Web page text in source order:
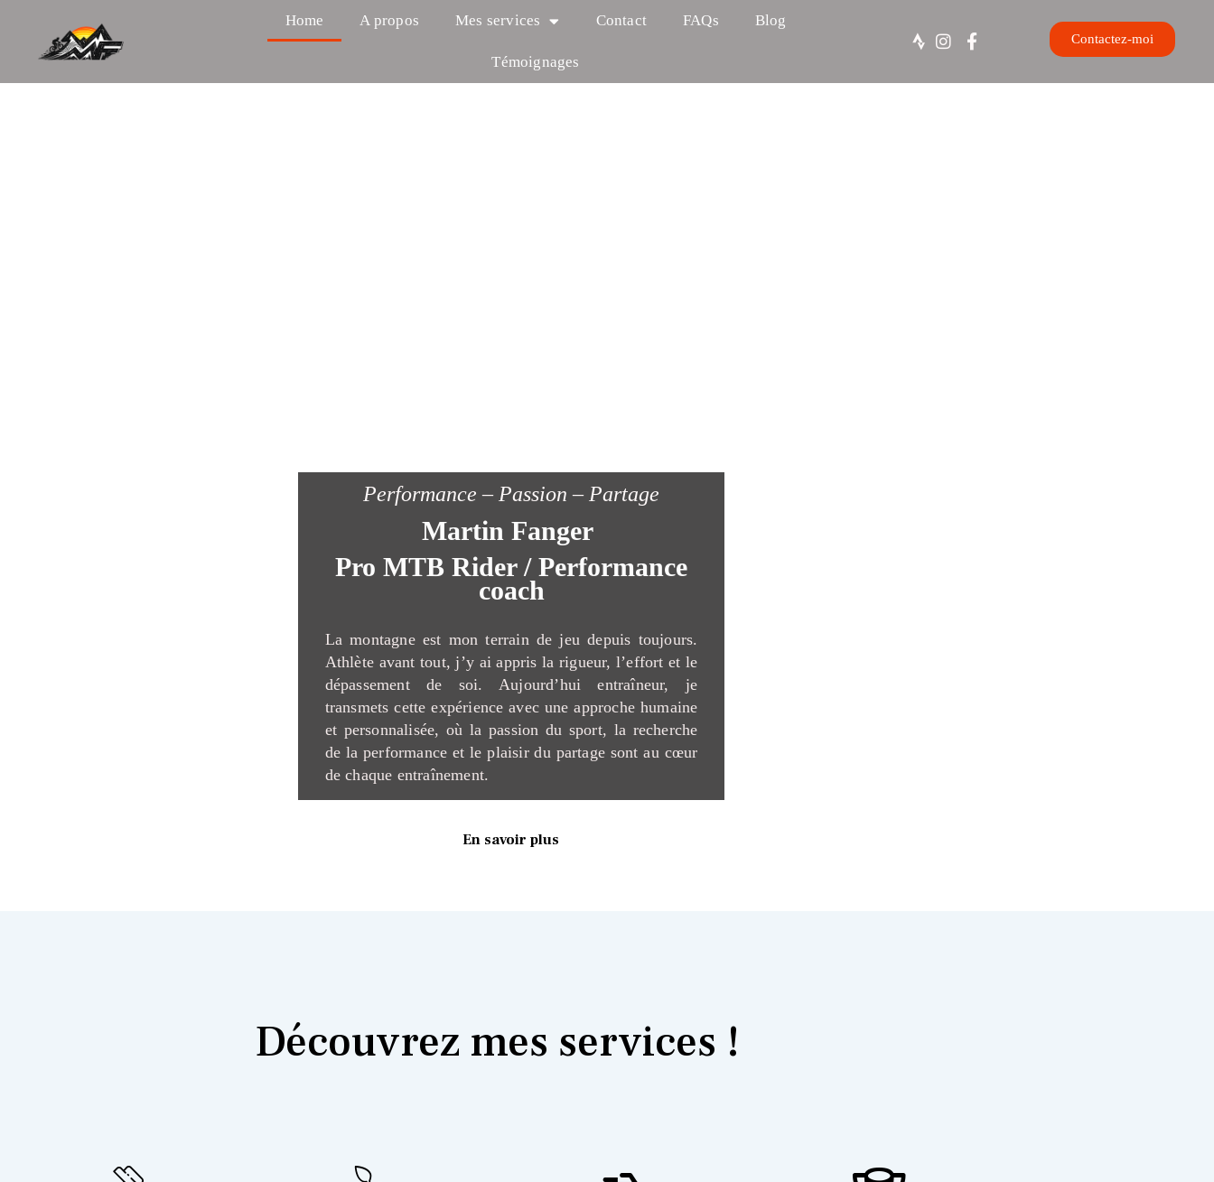
Home A propos Mes services Contact FAQs Blog
Témoignages
Contactez-moi
Performance – Passion – Partage
Martin Fanger
Pro MTB Rider / Performance
coach
La montagne est mon terrain de jeu depuis toujours.
Athlète avant tout, j’y ai appris la rigueur, l’effort et le
dépassement de soi. Aujourd’hui entraîneur, je
transmets cette expérience avec une approche humaine
et personnalisée, où la passion du sport, la recherche
de la performance et le plaisir du partage sont au cœur
de chaque entraînement.
En savoir plus
Découvrez mes services !